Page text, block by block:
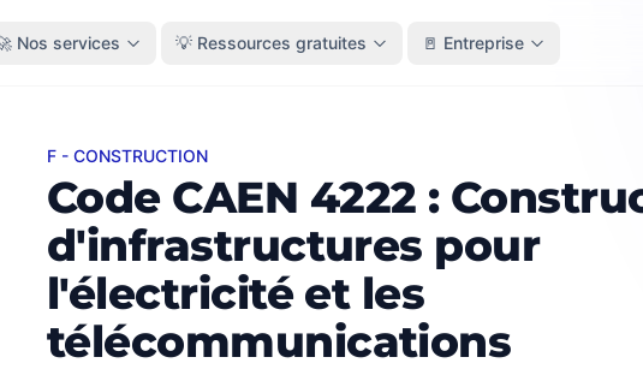
Nos services 💡 Ressources gratuites 🚪 Entreprise
Code CAEN 4222 : Construction d'infrastructures pour
F - CONSTRUCTION
Code CAEN 4222 :
d'infrastructures pour
l'électricité et les
télécommunications